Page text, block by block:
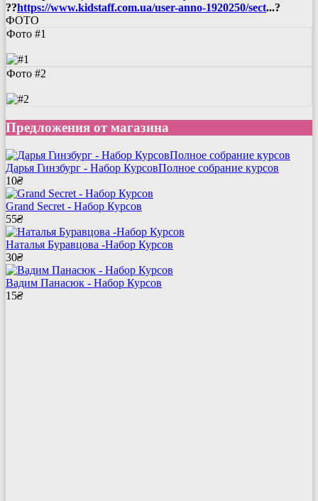
??https://www.kidstaff.com.ua/user-anno-1920250/sect...?
ФОТО
Фото #1
Фото #2
Предложения от магазина
Дарья Гинзбург - Набор КурсовПолное собрание курсов
10₴
Grand Secret - Набор Курсов
55₴
Наталья Буравцова -Набор Курсов
30₴
Вадим Панасюк - Набор Курсов
15₴